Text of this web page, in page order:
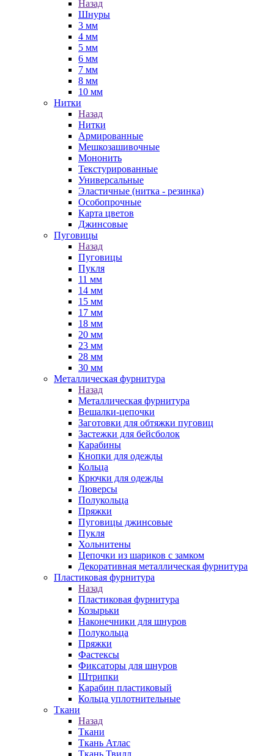
Назад
Шнуры
3 мм
4 мм
5 мм
6 мм
7 мм
8 мм
10 мм
Нитки
Назад
Нитки
Армированные
Мешкозашивочные
Мононить
Текстурированные
Универсальные
Эластичные (нитка - резинка)
Особопрочные
Карта цветов
Джинсовые
Пуговицы
Назад
Пуговицы
Пукля
11 мм
14 мм
15 мм
17 мм
18 мм
20 мм
23 мм
28 мм
30 мм
Металлическая фурнитура
Назад
Металлическая фурнитура
Вешалки-цепочки
Заготовки для обтяжки пуговиц
Застежки для бейсболок
Карабины
Кнопки для одежды
Кольца
Крючки для одежды
Люверсы
Полукольца
Пряжки
Пуговицы джинсовые
Пукля
Хольнитены
Цепочки из шариков с замком
Декоративная металлическая фурнитура
Пластиковая фурнитура
Назад
Пластиковая фурнитура
Козырьки
Наконечники для шнуров
Полукольца
Пряжки
Фастексы
Фиксаторы для шнуров
Штрипки
Карабин пластиковый
Кольца уплотнительные
Ткани
Назад
Ткани
Ткань Атлас
Ткань Твилл